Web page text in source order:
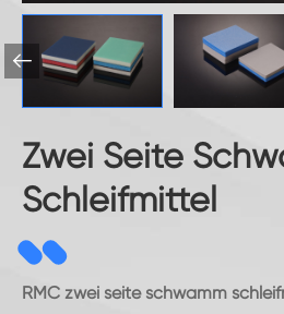

Zwei Seite
Schleifmittel
RMC zwei seite schwamm